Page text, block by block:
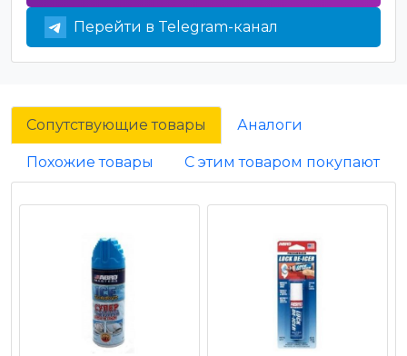
Перейти в Telegram-канал
Сопутствующие товары Аналоги
Похожие товары С этим товаром покупают